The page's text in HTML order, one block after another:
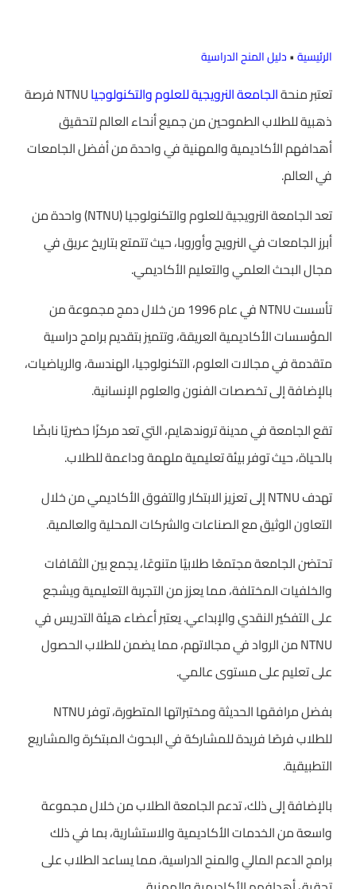
الرئيسية•دليل المنح الدراسية
تعتبر منحةالجامعة النرويجية للعلوم والتكنولوجيا
NTNU فرصة
ذهبية للطلاب الطموحين من جميع أنحاء العالم لتحقيق
أهدافهم الأكاديمية والمهنية في واحدة من أفضل الجامعات
في العالم.
تعد الجامعة النرويجية للعلوم والتكنولوجيا (NTNU) واحدة من
أبرز الجامعات في النرويج وأوروبا، حيث تتمتع بتاريخ عريق في
مجال البحث العلمي والتعليم الأكاديمي.
تأسست NTNU في عام 1996 من خلال دمج مجموعة من
المؤسسات الأكاديمية العريقة، وتتميز بتقديم برامج دراسية
متقدمة في مجالات العلوم، التكنولوجيا، الهندسة، والرياضيات،
بالإضافة إلى تخصصات الفنون والعلوم الإنسانية.
تقع الجامعة في مدينة تروندهايم، التي تعد مركزًا حضريًا نابضًا
بالحياة، حيث توفر بيئة تعليمية ملهمة وداعمة للطلاب.
تهدف NTNU إلى تعزيز الابتكار والتفوق الأكاديمي من خلال
التعاون الوثيق مع الصناعات والشركات المحلية والعالمية.
تحتضن الجامعة مجتمعًا طلابيًا متنوعًا، يجمع بين الثقافات
والخلفيات المختلفة، مما يعزز من التجربة التعليمية ويشجع
على التفكير النقدي والإبداعي. يعتبر أعضاء هيئة التدريس في
NTNU من الرواد في مجالاتهم، مما يضمن للطلاب الحصول
على تعليم على مستوى عالمي.
بفضل مرافقها الحديثة ومختبراتها المتطورة، توفر NTNU
للطلاب فرصًا فريدة للمشاركة في البحوث المبتكرة والمشاريع
التطبيقية.
بالإضافة إلى ذلك، تدعم الجامعة الطلاب من خلال مجموعة
واسعة من الخدمات الأكاديمية والاستشارية، بما في ذلك
برامج الدعم المالي والمنح الدراسية، مما يساعد الطلاب على